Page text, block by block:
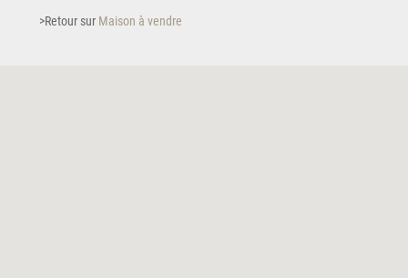
>Retour sur Maison à vendre